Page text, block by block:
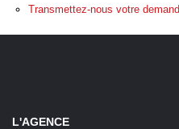
Estimer Votre
Consultez
Transmettez-nous votre
L'AGENCE